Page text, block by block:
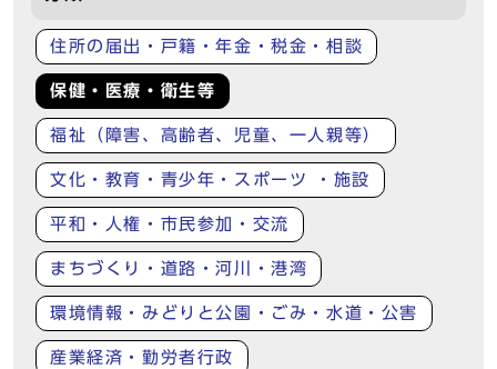
住所の届出・戸籍・年金・税金・相談
保健・医療・衛生等
福祉（障害、高齢者、児童、一人親等）
文化・教育・青少年・スポーツ ・施設
平和・人権・市民参加・交流
まちづくり・道路・河川・港湾
環境情報・みどりと公園・ごみ・水道・公害
産業経済・勤労者行政